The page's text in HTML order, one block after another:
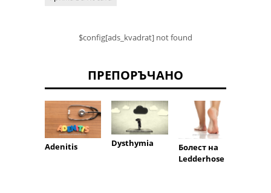
$config[ads_kvadrat] not found
ПРЕПОРЪЧАНО
Adenitis Dysthymia
Болест на
Ledderhose